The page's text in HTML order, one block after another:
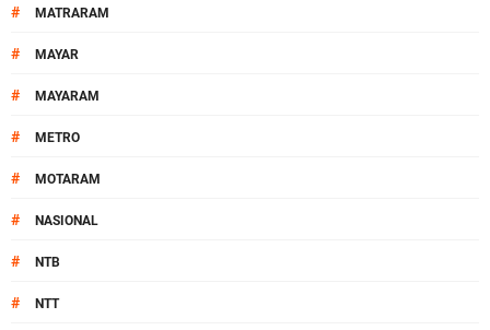
# MATRARAM
# MAYAR
# MAYARAM
# METRO
# MOTARAM
# NASIONAL
# NTB
# NTT